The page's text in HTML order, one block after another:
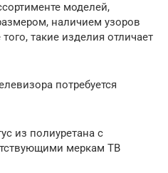
моделей,
наличием узоров
такие изделия отличает
потребуется
из полиуретана с
меркам ТВ